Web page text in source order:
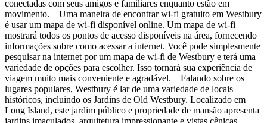
conectadas com seus amigos e familiares enquanto estão em
movimento. Uma maneira de encontrar wi-fi gratuito em Westbury
é usar um mapa de wi-fi disponível online. Um mapa de wi-fi
mostrará todos os pontos de acesso disponíveis na área, fornecendo
informações sobre como acessar a internet. Você pode simplesmente
pesquisar na internet por um mapa de wi-fi de Westbury e terá uma
variedade de opções para escolher. Isso tornará sua experiência de
viagem muito mais conveniente e agradável. Falando sobre os
lugares populares, Westbury é lar de uma variedade de locais
históricos, incluindo os Jardins de Old Westbury. Localizado em
Long Island, este jardim público e propriedade de mansão apresenta
jardins imaculados, arquitetura impressionante e vistas cênicas